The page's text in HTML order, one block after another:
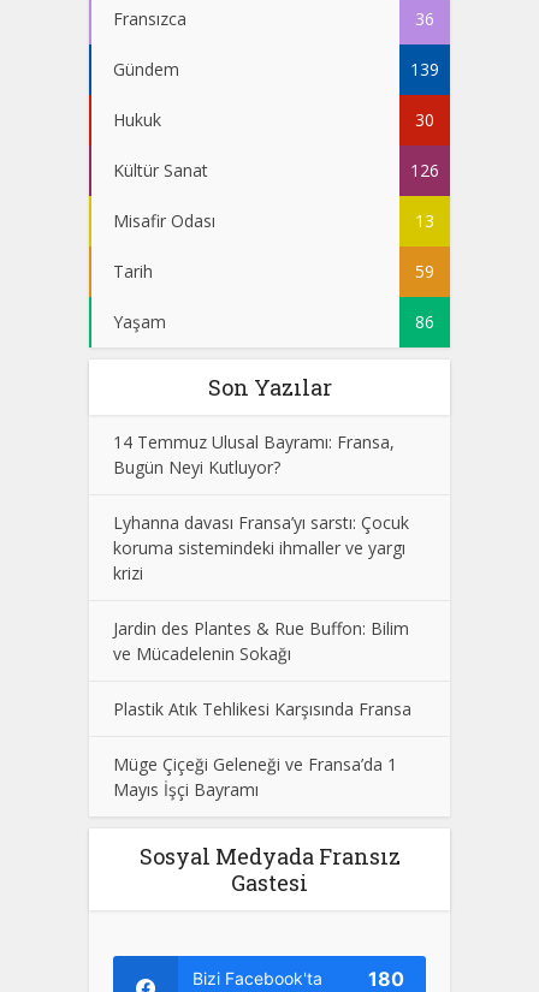
Fransızca 36
Gündem 139
Hukuk 30
Kültür Sanat 126
Misafir Odası 13
Tarih 59
Yaşam 86
Son Yazılar
14 Temmuz Ulusal Bayramı: Fransa,
Bugün Neyi Kutluyor?
Lyhanna davası Fransa’yı sarstı: Çocuk
koruma sistemindeki ihmaller ve yargı
krizi
Jardin des Plantes & Rue Buffon: Bilim
ve Mücadelenin Sokağı
Plastik Atık Tehlikesi Karşısında Fransa
Müge Çiçeği Geleneği ve Fransa’da 1
Mayıs İşçi Bayramı
Sosyal Medyada Fransız
Gastesi
Bizi Facebook'ta
180